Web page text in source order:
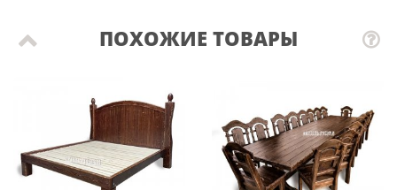
ПОХОЖИЕ ТОВАРЫ